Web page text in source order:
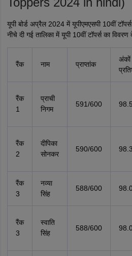
यूपी बोर्ड अप्रैल 2024 में यूपीएमएसपी 10वीं
नीचे दी गई तालिका में यूपी 10वीं टॉपर्स का
रैंक नाम प्राप्तांक
अंकाें
रैंक
1
प्राची
निगम
591/600
रैंक
2
दीपिका
सोनकर
590/600
रैंक
3
नव्या
सिंह
588/600
रैंक
3
स्वाति
सिंह
588/600